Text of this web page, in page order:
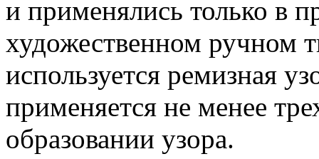
и применялись только в
художественном ручном
используется ремизная
применяется не менее
образовании узора.